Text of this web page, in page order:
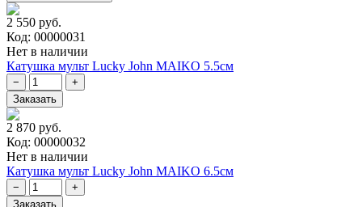
2 550 руб.
Код: 00000031
Нет в наличии
Катушка мульт Lucky John MAIKO 5.5см
2 870 руб.
Код: 00000032
Нет в наличии
Катушка мульт Lucky John MAIKO 6.5см